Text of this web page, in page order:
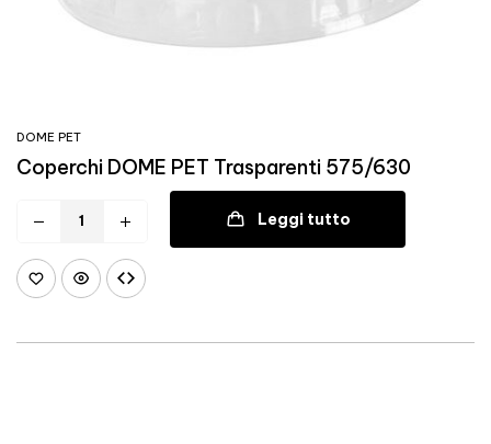
DOME PET
Coperchi DOME PET Trasparenti 575/630
Leggi tutto